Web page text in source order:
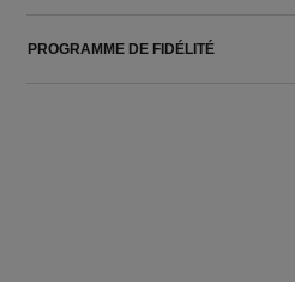
PROGRAMME DE FIDÉLITÉ